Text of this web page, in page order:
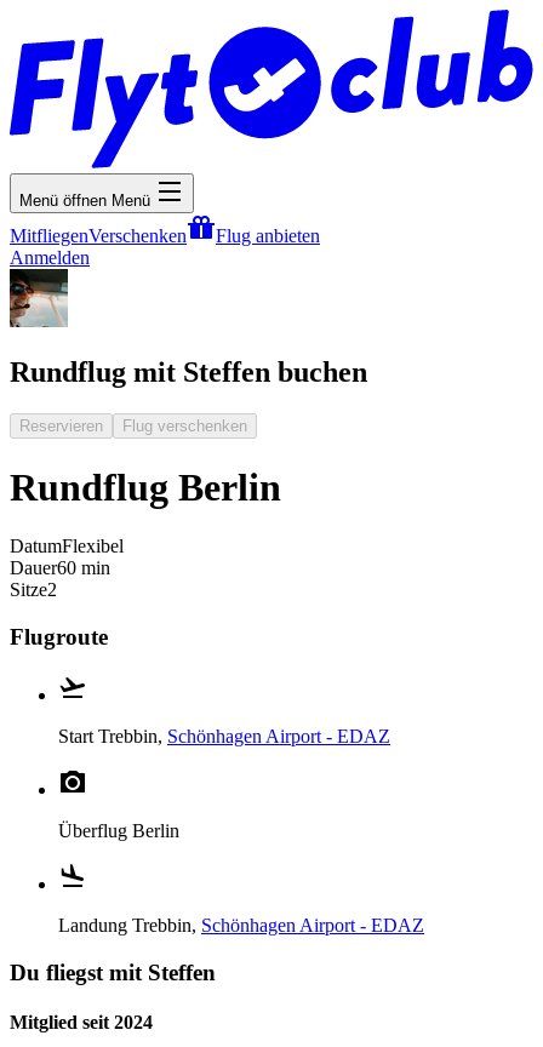
Menü öffnen Menü
MitfliegenVerschenken
Flug anbieten
Anmelden
Rundflug mit Steffen buchen
Reservieren Flug verschenken
Rundflug Berlin
DatumFlexibel
Dauer60 min
Sitze2
Flugroute
Start Trebbin, Schönhagen Airport - EDAZ
Überflug Berlin
Landung Trebbin, Schönhagen Airport - EDAZ
Du fliegst mit Steffen
Mitglied seit 2024